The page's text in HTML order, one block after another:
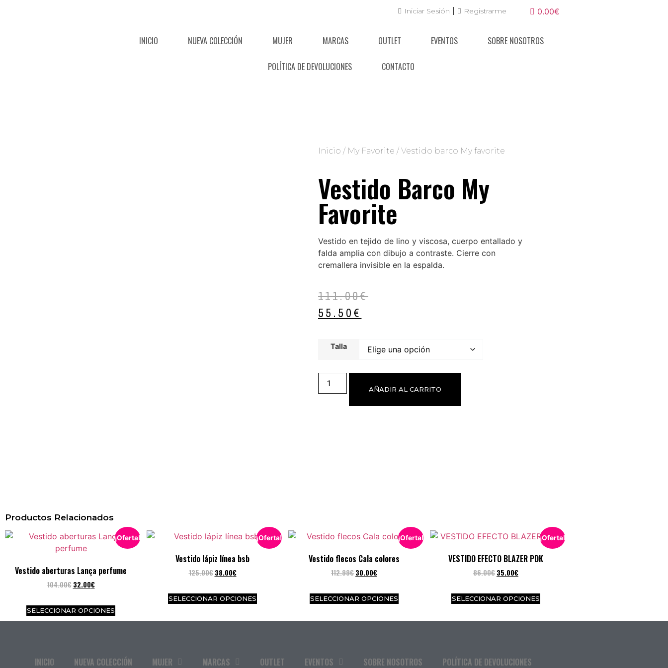
Iniciar Sesión Registrarme 0.00€
INICIO NUEVA COLECCIÓN MUJER MARCAS OUTLET EVENTOS SOBRE NOSOTROS
POLÍTICA DE DEVOLUCIONES CONTACTO
Inicio / My Favorite / Vestido barco My favorite
Vestido Barco My
Favorite
Vestido en tejido de lino y viscosa, cuerpo entallado y
falda amplia con dibujo a contraste. Cierre con
cremallera invisible en la espalda.
111.00€
55.50€
Talla
AÑADIR AL CARRITO
Productos Relacionados
¡Oferta!
Vestido aberturas Lança perfume
104.00€ 32.00€
SELECCIONAR OPCIONES
¡Oferta!
Vestido lápiz línea bsb
125.00€ 38.00€
SELECCIONAR OPCIONES
¡Oferta!
Vestido flecos Cala colores
112.99€ 30.00€
SELECCIONAR OPCIONES
¡Oferta!
VESTIDO EFECTO BLAZER PDK
86.00€ 35.00€
SELECCIONAR OPCIONES
INICIO NUEVA COLECCIÓN MUJER MARCAS OUTLET EVENTOS SOBRE NOSOTROS POLÍTICA DE DEVOLUCIONES